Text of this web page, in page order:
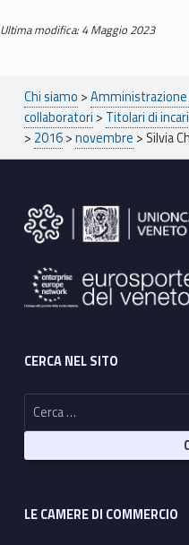
l
e
m
i
Ultima modifica: 4 Maggio 2023
Breadcrumbs navigation
Chi siamo >
collaboratori > Titolari di
> 2016>novembre > Silvia
CERCA NEL SITO
Ricerca per:
LE CAMERE DI COMMERCIO